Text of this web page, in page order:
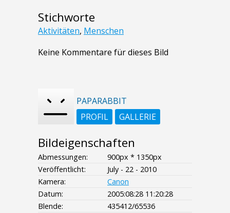
Stichworte
Aktivitäten, Menschen
Keine Kommentare für dieses Bild
PAPARABBIT
PROFIL
GALLERIE
Bildeigenschaften
Abmessungen:
900px * 1350px
Veröffentlicht:
July - 22 - 2010
Kamera:
Canon
Datum:
2005:08:28 11:20:28
Blende:
435412/65536